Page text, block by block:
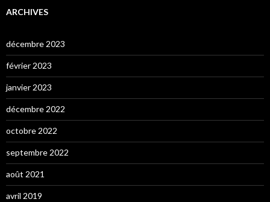
ARCHIVES
décembre 2023
février 2023
janvier 2023
décembre 2022
octobre 2022
septembre 2022
août 2021
avril 2019